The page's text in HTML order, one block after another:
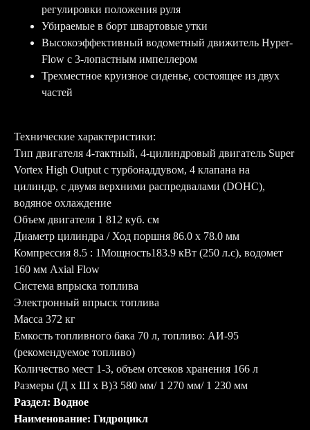
регулировки положения руля
Убираемые в борт швартовые утки
Высокоэффективный водометный движитель Hyper-
Flow с 3-лопастным импеллером
Трехместное круизное сиденье, состоящее из двух
частей
Технические характеристики:
Тип двигателя 4-тактный, 4-цилиндровый двигатель Super
Vortex High Output с турбонаддувом, 4 клапана на
цилиндр, с двумя верхними распредвалами (DOHC),
водяное охлаждение
Объем двигателя 1 812 куб. см
Диаметр цилиндра / Ход поршня 86.0 x 78.0 мм
Компрессия 8.5 : 1Мощность183.9 кВт (250 л.с), водомет
160 мм Axial Flow
Система впрыска топлива
Электронный впрыск топлива
Масса 372 кг
Емкость топливного бака 70 л, топливо: АИ-95
(рекомендуемое топливо)
Количество мест 1-3, объем отсеков хранения 166 л
Размеры (Д x Ш x В)3 580 мм/ 1 270 мм/ 1 230 мм
Раздел: Водное
Наименование: Гидроцикл